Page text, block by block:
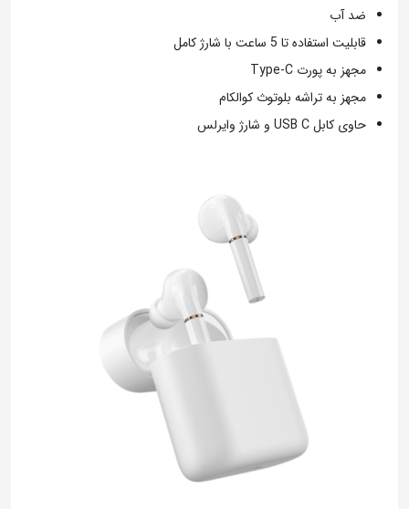
ضد آب
قابلیت استفاده تا 5 ساعت با شارژ کامل
مجهز به پورت Type-C
مجهز به تراشه بلوتوث کوالکام
حاوی کابل USB C و شارژ وایرلس